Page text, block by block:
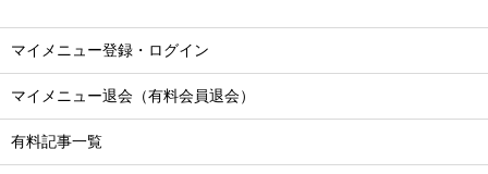
マイメニュー登録・ログイン
マイメニュー退会（有料会員退会）
有料記事一覧